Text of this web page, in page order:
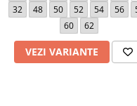
32
48 50 52 54 56
60
62
VEZI VARIANTE